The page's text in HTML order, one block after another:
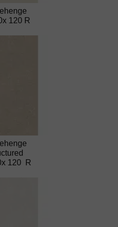
120 R
120 R